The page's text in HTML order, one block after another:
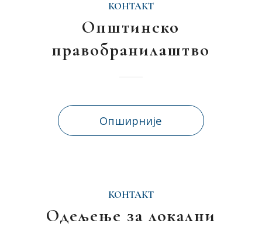
КОНТАКТ
Општинско
правобранилаштво
Опширније
КОНТАКТ
Одељење за локални